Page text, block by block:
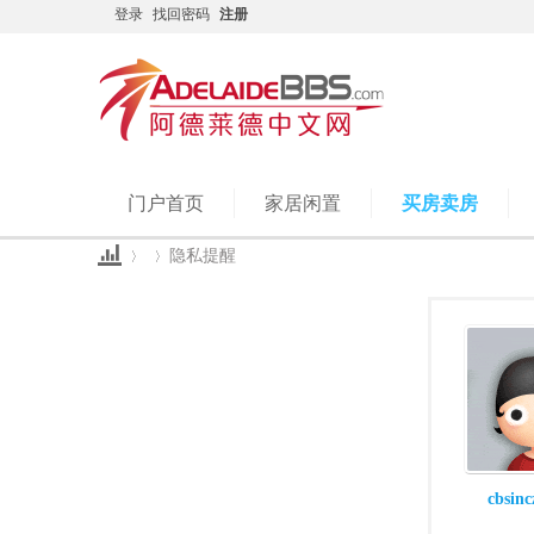
登录 找回密码 注册
门户首页 家居闲置 买房卖房
隐私提醒